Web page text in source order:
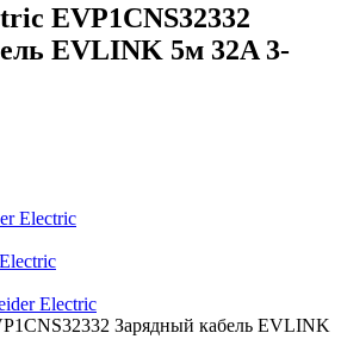
EVP1CNS32332
EVLINK 5м 32A 3-
Electric
Electric
Зарядный кабель EVLINK